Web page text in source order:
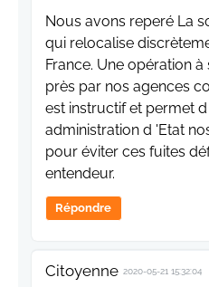
Nous avons reperé La
qui relocalise
France. Une opération
près par nos agences
est instructif et permet
administration d 'Etat
pour éviter ces fuites
entendeur.
Répondre
Citoyenne 2020-05-21 15:32:04